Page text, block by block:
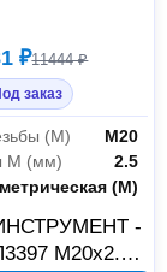
₽11444 ₽
заказ
(М)
М20
М (мм)
2.5
метрическая (М)
-
М20х2.5,